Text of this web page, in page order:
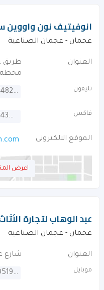
انوفيتيف نون
عجمان - عجمان الصناعية
العنوان
طريق
محطة
تليفون 067482999
فاكس 067434485
الموقع الالكترونى
اعرض
عبد الوهاب لتجارة
عجمان - عجمان الصناعية
العنوان شارع
موبايل 0505195463